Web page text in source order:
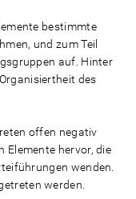
bestimmte
und zum Teil
auf. Hinter
des
offen negativ
Elemente hervor, die
wenden.
werden.